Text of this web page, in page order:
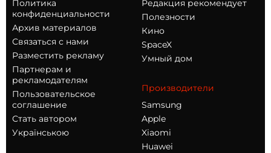
Политика
конфиденциальности
Архив материалов
Связаться с нами
Разместить рекламу
Партнерам и
рекламодателям
Пользовательское
соглашение
Стать автором
Українською
Редакция рекомендует
Полезности
Кино
SpaceX
Умный дом
Производители
Samsung
Apple
Xiaomi
Huawei